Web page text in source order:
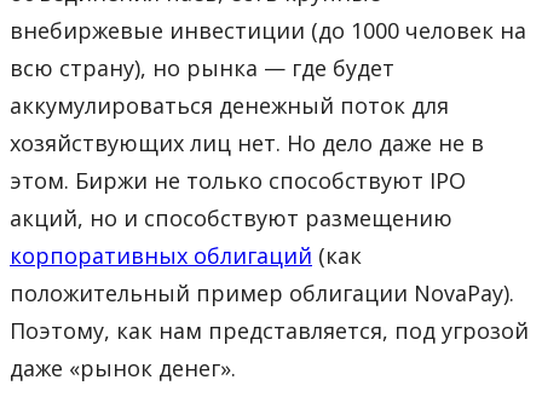
внебиржевые инвестиции (до 1000 человек на
всю страну), но рынка — где будет
аккумулироваться денежный поток для
хозяйствующих лиц нет. Но дело даже не в
этом. Биржи не только способствуют IPO
акций, но и способствуют размещению
корпоративных облигаций (как
положительный пример облигации NovaPay).
Поэтому, как нам представляется, под угрозой
даже «рынок денег».